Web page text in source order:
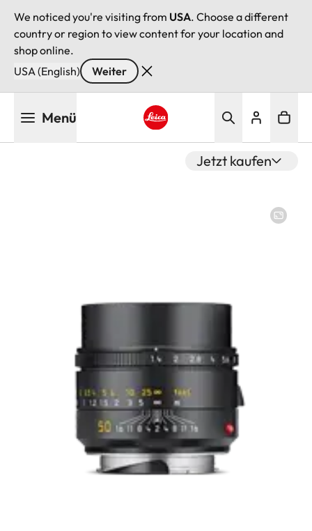
We noticed you're visiting from USA. Choose a different
country or region to view content for your location and
shop online.
USA (English)
Weiter
Menü
Jetzt kaufen